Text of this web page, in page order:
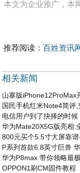
本文为企业推广，本
推荐阅读：百姓资讯
相关新闻
山寨版iPhone12ProMax
国民手机红米Note4简评
电信用户到了抉择的时候
华为Mate20X5G版亮相:
800元买个5.5寸大屏靠
P系列首款6.8英寸巨兽
华为P8max 带你领略最
OPPON1刷CM固件教程